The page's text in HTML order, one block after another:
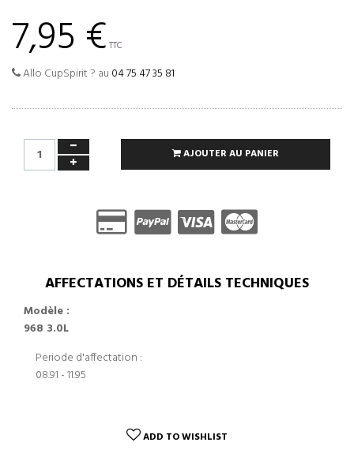
7,95 € TTC
Allo CupSpirit ? au 04 75 47 35 81
AJOUTER AU PANIER
AFFECTATIONS ET DÉTAILS TECHNIQUES
Modèle :
968 3.0L
Periode d'affectation :
08.91 - 11.95
ADD TO WISHLIST